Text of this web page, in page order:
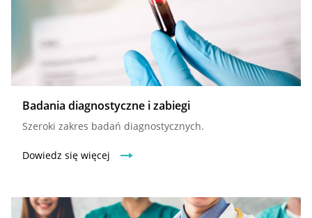
Badania diagnostyczne i zabiegi
Szeroki zakres badań diagnostycznych.
Dowiedz się więcej